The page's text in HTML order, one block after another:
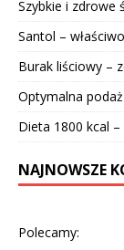
Szybkie i zdrowe
Santol –
Burak liściowy –
Optymalna
Dieta 1800 kcal –
NAJNOWSZE
Polecamy: